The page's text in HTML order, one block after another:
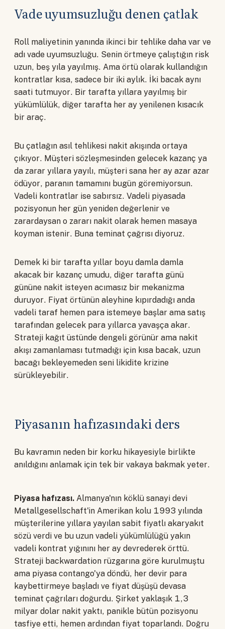
Vade uyumsuzluğu denen çatlak
Roll maliyetinin yanında ikinci bir tehlike daha var ve
adı vade uyumsuzluğu. Senin örtmeye çalıştığın risk
uzun, beş yıla yayılmış. Ama örtü olarak kullandığın
kontratlar kısa, sadece bir iki aylık. İki bacak aynı
saati tutmuyor. Bir tarafta yıllara yayılmış bir
yükümlülük, diğer tarafta her ay yenilenen kısacık
bir araç.
Bu çatlağın asıl tehlikesi nakit akışında ortaya
çıkıyor. Müşteri sözleşmesinden gelecek kazanç ya
da zarar yıllara yayılı, müşteri sana her ay azar azar
ödüyor, paranın tamamını bugün göremiyorsun.
Vadeli kontratlar ise sabırsız. Vadeli piyasada
pozisyonun her gün yeniden değerlenir ve
zarardaysan o zararı nakit olarak hemen masaya
koyman istenir. Buna teminat çağrısı diyoruz.
Demek ki bir tarafta yıllar boyu damla damla
akacak bir kazanç umudu, diğer tarafta günü
gününe nakit isteyen acımasız bir mekanizma
duruyor. Fiyat örtünün aleyhine kıpırdadığı anda
vadeli taraf hemen para istemeye başlar ama satış
tarafından gelecek para yıllarca yavaşça akar.
Strateji kağıt üstünde dengeli görünür ama nakit
akışı zamanlaması tutmadığı için kısa bacak, uzun
bacağı bekleyemeden seni likidite krizine
sürükleyebilir.
Piyasanın hafızasındaki ders
Bu kavramın neden bir korku hikayesiyle birlikte
anıldığını anlamak için tek bir vakaya bakmak yeter.
Piyasa hafızası. Almanya'nın köklü sanayi devi
Metallgesellschaft'in Amerikan kolu 1993 yılında
müşterilerine yıllara yayılan sabit fiyatlı akaryakıt
sözü verdi ve bu uzun vadeli yükümlülüğü yakın
vadeli kontrat yığınını her ay devrederek örttü.
Strateji backwardation rüzgarına göre kurulmuştu
ama piyasa contango'ya döndü, her devir para
kaybettirmeye başladı ve fiyat düşüşü devasa
teminat çağrıları doğurdu. Şirket yaklaşık 1,3
milyar dolar nakit yaktı, panikle bütün pozisyonu
tasfiye etti, hemen ardından fiyat toparlandı. Doğru